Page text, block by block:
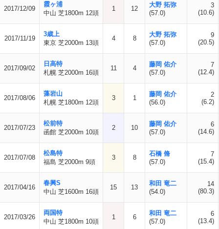
2017/12/09
霞ヶ浦
中山 芝1800m 12頭
1 12
大野 拓弥
(57.0)
3
(10.6)
2017/11/19
3歳上
東京 芝2000m 13頭
4 8
大野 拓弥
(57.0)
9
(20.5)
2017/09/02
日高特
札幌 芝2000m 16頭
11 4
藤岡 佑介
(57.0)
7
(12.4)
2017/08/06
藻岩山
札幌 芝1800m 12頭
3 1
藤岡 佑介
(56.0)
2
(6.2)
2017/07/23
松前特
函館 芝2000m 10頭
2 10
藤岡 佑介
(57.0)
6
(14.6)
2017/07/08
松島特
福島 芝2000m 9頭
3 8
石橋 脩
(57.0)
7
(15.4)
2017/04/16
春興S
中山 芝1600m 16頭
15 13
和田 竜二
(54.0)
14
(80.3)
2017/03/26
両国特
中山 芝1800m 10頭
1 6
和田 竜二
(57.0)
6
(13.4)